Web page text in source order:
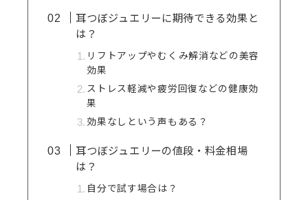
耳つぼジュエリーに期待できる効果と
は？
リフトアップやむくみ解消などの美容
効果
ストレス軽減や疲労回復などの健康効
果
効果なしという声もある？
耳つぼジュエリーの値段・料金相場
は？
自分で試す場合は？